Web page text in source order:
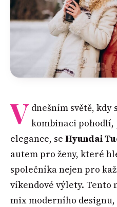
V dnešním světě, kdy
kombinaci
elegance, se Hyundai
autem pro ženy, které
společníka nejen pro
víkendové výlety.
mix moderního